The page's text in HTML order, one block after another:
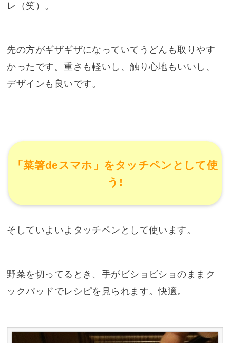
レ（笑）。
先の方がギザギザになっていてうどんも取りやす
かったです。重さも軽いし、触り心地もいいし、
デザインも良いです。
「菜箸deスマホ」をタッチペンとして使
う!
そしていよいよタッチペンとして使います。
野菜を切ってるとき、手がビショビショのままク
ックパッドでレシピを見られます。快適。